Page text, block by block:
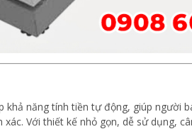
năng tính tiền tự động, giúp người
Với thiết kế nhỏ gọn, dễ sử dụng,